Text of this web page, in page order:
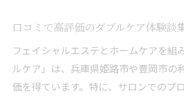
口コミで高評価のダブルケア体験談
フェイシャルエステとホームケアを組
ルケア」は、兵庫県姫路市や豊岡市の
価を得ています。特に、サロンでのプ